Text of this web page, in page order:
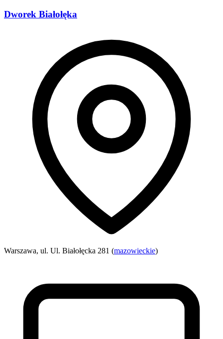
Dworek Białołęka
Warszawa, ul. Ul. Białołęcka 281 (mazowieckie)